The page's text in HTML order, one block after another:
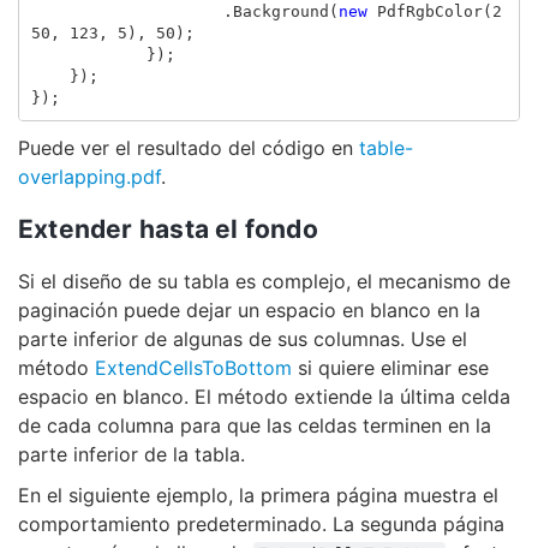
. Background ( new PdfRgbColor( 2
50 , 123 , 5 ), 50 );
});
});
});
Puede ver el resultado del código en table-
overlapping.pdf.
Extender hasta el fondo
Si el diseño de su tabla es complejo, el mecanismo de
paginación puede dejar un espacio en blanco en la
parte inferior de algunas de sus columnas. Use el
método ExtendCellsToBottom si quiere eliminar ese
espacio en blanco. El método extiende la última celda
de cada columna para que las celdas terminen en la
parte inferior de la tabla.
En el siguiente ejemplo, la primera página muestra el
comportamiento predeterminado. La segunda página